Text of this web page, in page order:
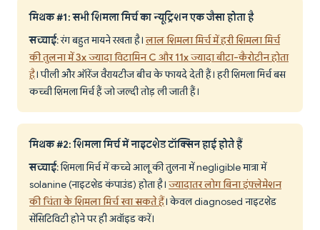
मिथक #1: सभी शिमला मिर्च का न्यूट्रिशन एक जैसा होता है
सच्चाई: रंग बहुत मायने रखता है।लाल शिमला मिर्च में हरी शिमला मिर्च
की तुलना में 3x ज्यादा विटामिन C और 11x ज्यादा बीटा-कैरोटीन होता
है। पीली और ऑरेंज वैरायटीज बीच के फायदे देती हैं। हरी शिमला मिर्च बस
कच्ची शिमला मिर्च हैं जो जल्दी तोड़ ली जाती हैं।
मिथक #2: शिमला मिर्च में नाइटशेड टॉक्सिन हाई होते हैं
सच्चाई: शिमला मिर्च में कच्चे आलू की तुलना में negligible मात्रा में
solanine (नाइटशेड कंपाउंड) होता है। ज्यादातर लोग बिना इंफ्लेमेशन
की चिंता के शिमला मिर्च खा सकते हैं। केवल diagnosed नाइटशेड
सेंसिटिविटी होने पर ही अवॉइड करें।